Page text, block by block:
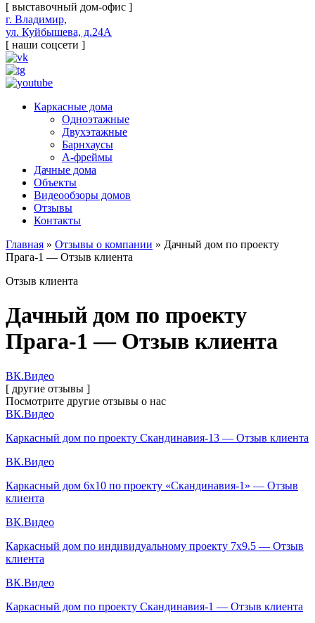
[ выставочный дом-офис ]
г. Владимир,
ул. Куйбышева, д.24А
[ наши соцсети ]
Каркасные дома
Одноэтажные
Двухэтажные
Барнхаусы
А-фреймы
Дачные дома
Объекты
Видеообзоры домов
Отзывы
Контакты
Главная » Отзывы о компании » Дачный дом по проекту
Прага-1 — Отзыв клиента
Отзыв клиента
Дачный дом по проекту
Прага-1 — Отзыв клиента
ВК.Видео
[ другие отзывы ]
Посмотрите другие отзывы о нас
ВК.Видео
Каркасный дом по проекту Скандинавия-13 — Отзыв клиента
ВК.Видео
Каркасный дом 6х10 по проекту «Скандинавия-1» — Отзыв
клиента
ВК.Видео
Каркасный дом по индивидуальному проекту 7х9.5 — Отзыв
клиента
ВК.Видео
Каркасный дом по проекту Скандинавия-1 — Отзыв клиента